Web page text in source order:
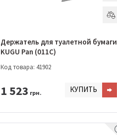
Держатель для туалетной бумаги
KUGU Pan (011C)
Код товара: 41902
1 523 грн. КУПИТЬ